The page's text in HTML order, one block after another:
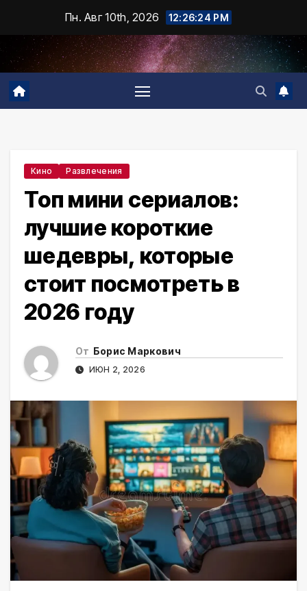
содержимому
Пн. Авг 10th, 2026 12:26:25 PM
Кино Развлечения
Топ мини сериалов:
лучшие короткие
шедевры, которые
стоит посмотреть в
2026 году
От Борис Маркович
ИЮН 2, 2026